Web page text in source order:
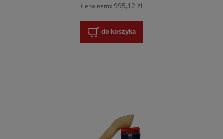
Cena netto: 995,12 zł
do koszyka